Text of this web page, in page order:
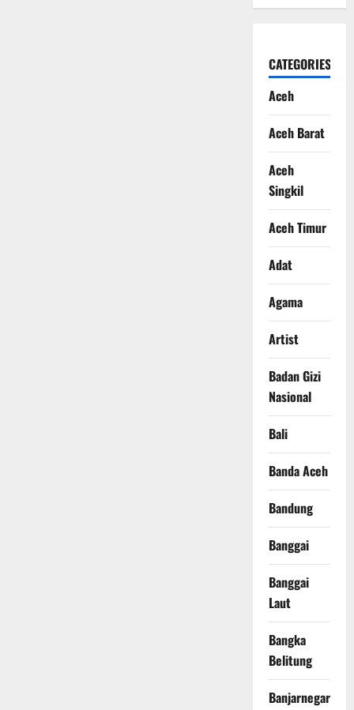
CATEGORIES
Aceh
Aceh Barat
Aceh
Singkil
Aceh Timur
Adat
Agama
Artist
Badan Gizi
Nasional
Bali
Banda Aceh
Bandung
Banggai
Banggai
Laut
Bangka
Belitung
Banjarnegara